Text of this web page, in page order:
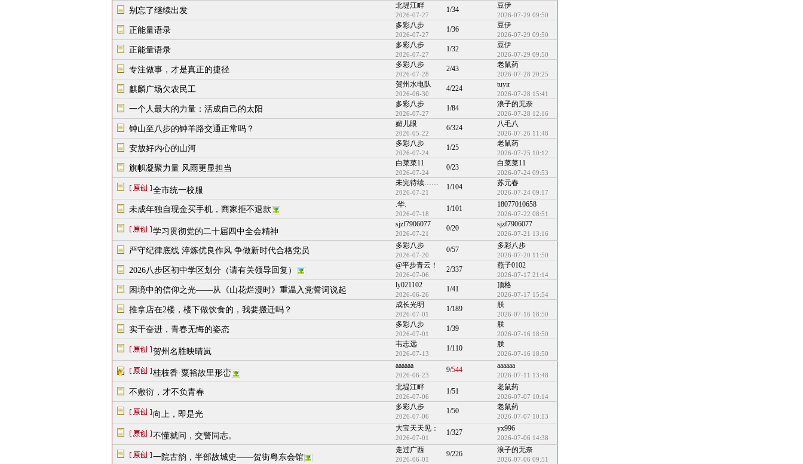
豆伊
2026-07-29 09:50
1/34
北堤江畔
2026-07-27
别忘了继续出发
豆伊
2026-07-29 09:50
1/36
多彩八步
2026-07-27
正能量语录
豆伊
2026-07-29 09:50
1/32
多彩八步
2026-07-27
正能量语录
老鼠药
2026-07-28 20:25
2/43
多彩八步
2026-07-28
专注做事，才是真正的捷径
tuyir
2026-07-28 15:41
4/224
贺州水电队
2026-06-30
麒麟广场欠农民工
浪子的无奈
2026-07-28 12:16
1/84
多彩八步
2026-07-27
一个人最大的力量：活成自己的太阳
八毛八
2026-07-26 11:48
6/324
媚儿眼
2026-05-22
钟山至八步的钟羊路交通正常吗？
老鼠药
2026-07-25 10:12
1/25
多彩八步
2026-07-24
安放好内心的山河
白菜菜11
2026-07-24 09:53
0/23
白菜菜11
2026-07-24
旗帜凝聚力量 风雨更显担当
苏元春
2026-07-24 09:17
1/104
未完待续……
2026-07-21
全市统一校服
18077010658
2026-07-22 08:51
1/101
.华.
2026-07-18
未成年独自现金买手机，商家拒不退款
sjzf7906077
2026-07-21 13:16
0/20
sjzf7906077
2026-07-21
学习贯彻党的二十届四中全会精神
多彩八步
2026-07-20 11:50
0/57
多彩八步
2026-07-20
严守纪律底线 淬炼优良作风 争做新时代合格党员
燕子0102
2026-07-17 21:14
2/337
@平步青云！
2026-07-06
2026八步区初中学区划分（请有关领导回复）
顶格
2026-07-17 15:54
1/41
ly021102
2026-06-26
困境中的信仰之光——从《山花烂漫时》重温入党誓词说起
朕
2026-07-16 18:50
1/189
成长光明
2026-07-01
推拿店在2楼，楼下做饮食的，我要搬迁吗？
朕
2026-07-16 18:50
1/39
多彩八步
2026-07-01
实干奋进，青春无悔的姿态
朕
2026-07-16 18:50
1/110
韦志远
2026-07-13
贺州名胜映晴岚
aaaaaa
2026-07-11 13:48
9/544
aaaaaa
2026-06-23
桂枝香·粟裕故里形峦
老鼠药
2026-07-07 10:14
1/51
北堤江畔
2026-07-06
不敷衍，才不负青春
老鼠药
2026-07-07 10:13
1/50
多彩八步
2026-07-06
向上，即是光
yx996
2026-07-06 14:38
1/327
大宝天天见：
2026-07-01
不懂就问，交警同志。
浪子的无奈
2026-07-06 09:51
9/226
走过广西
2026-06-01
一院古韵，半部故城史——贺街粤东会馆